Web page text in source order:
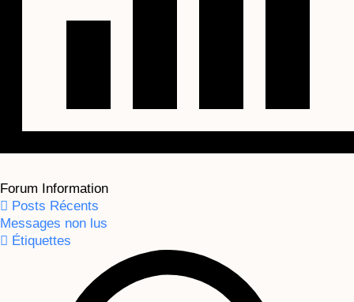
Forum Information
Posts Récents
Messages non lus
Étiquettes